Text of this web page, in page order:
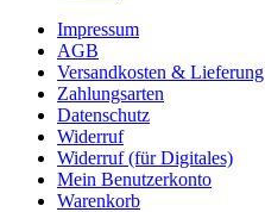
Impressum
AGB
Versandkosten & Lieferung
Zahlungsarten
Datenschutz
Widerruf
Widerruf (für Digitales)
Mein Benutzerkonto
Warenkorb